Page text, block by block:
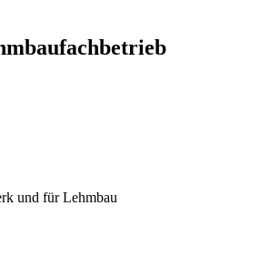
und für Lehmbau